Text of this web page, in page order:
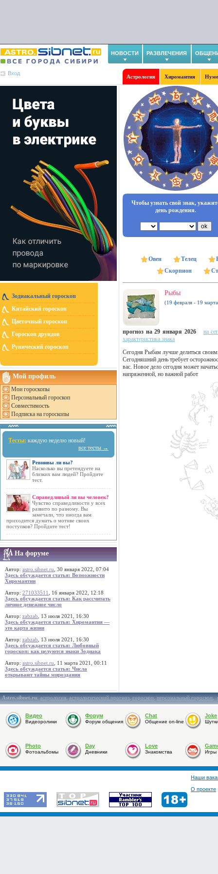
НОВОСТИ РАЗВЛЕЧЕНИЯ
Вход
Астрология Хиромантия
Зодиакальный гороскоп
Китайский гороскоп
Цветочный гороскоп
Гороскоп друидов
Рунический гороскоп
Мой профиль
Мои гороскопы
Персональный гороскоп
Совместимость
Подписка на гороскопы
Тесты: каждую неделю новый!
все тесты →
Ревнивы ли вы?
Насколько вы претендуете на
близких вам людей? Пройдите
тест.
Справедливый ли вы человек?
Чувство справедливости у всех
развито по разному. Вы
замечали, что иногда вам
приходится думать о мотиве своих
поступков? Пройдите тест!
На форуме
Автор: astro.sibnet.ru , 30 января 2022, 07:04
Здесь обсуждается статья: Возможности
Хиромантии
Автор: 271033511
, 16 января 2022, 12:18
Здесь обсуждается статья: Как рассчитать
личное денежное число
Автор: zabzab , 13 июля 2021, 16:30
Здесь обсуждается статья: Хиромантия —
это карта жизни
Автор: zabzab , 13 июля 2021, 16:30
Здесь обсуждается статья: Любовный
гороскоп: как целуются знаки Зодиака
Автор: astro.sibnet.ru , 11 марта 2021, 00:11
Здесь обсуждается статья: Числа
открывают тайны мироздания
Чтобы узнать свой знак,
день рождения.
Овен Телец
Скорпион
Рыбы
(19 февраля - 19
прогноз на 29 января 2026
на
характеристика знака
Сегодня Рыбам лучше делиться
Сегодняшний день требует
вас. Новое дело сегодня может
напряженной, но важной работ
Astro.sibnet.ru:астрология,астрологический прогноз,гороскоп,персональный гороскоп,
Видео
Видеоролики
Форум
Форум общения
Chat
Общение on-line
Joke
Photo
Фотоальбомы
Day
Дневники
Love
Знакомства Игры
Наши
О проекте